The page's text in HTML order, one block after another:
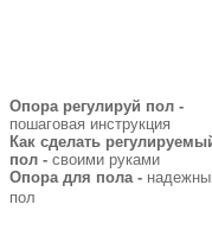
Опора регулируй пол -
пошаговая инструкция
Как сделать
пол - своими руками
Опора для пола -
пол